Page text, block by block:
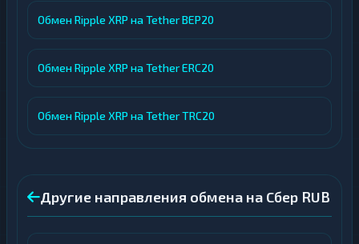
Обмен Ripple XRP на Tether BEP20
Обмен Ripple XRP на Tether ERC20
Обмен Ripple XRP на Tether TRC20
Другие направления обмена на Сбер RUB